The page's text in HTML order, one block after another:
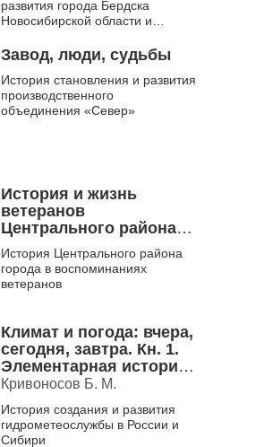
развития города Бердска
Новосибирской области и
заселения территории, ранее
обозначаемой как по...
Завод, люди, судьбы
История становления и развития
производственного
объединения «Север»
История и жизнь
ветеранов
Центрального района г.
Новосибирска
История Центрального района
города в воспоминаниях
ветеранов
Климат и погода: вчера,
сегодня, завтра. Кн. 1.
Элементарная история
гидрометеослужбы
Кривоносов Б. М.
История создания и развития
гидрометеослужбы в России и
Сибири